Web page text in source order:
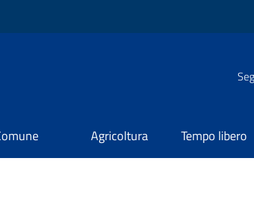
Agricoltura Tempo libero